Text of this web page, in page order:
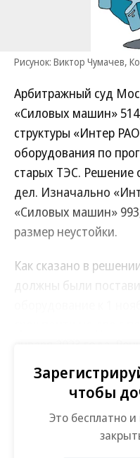
Рисунок: Виктор Чумачев,
Арбитражный суд
«Силовых машин»
структуры «Интер
оборудования по
старых ТЭС. Решение
дел. Изначально
«Силовых машин»
размер неустойки.
Как сказано в
должны были
850 МВт для
крупнейшей
Энергоблок №1
эксплуатацию 1
поставки мощности
чтобы
Это бесплатно